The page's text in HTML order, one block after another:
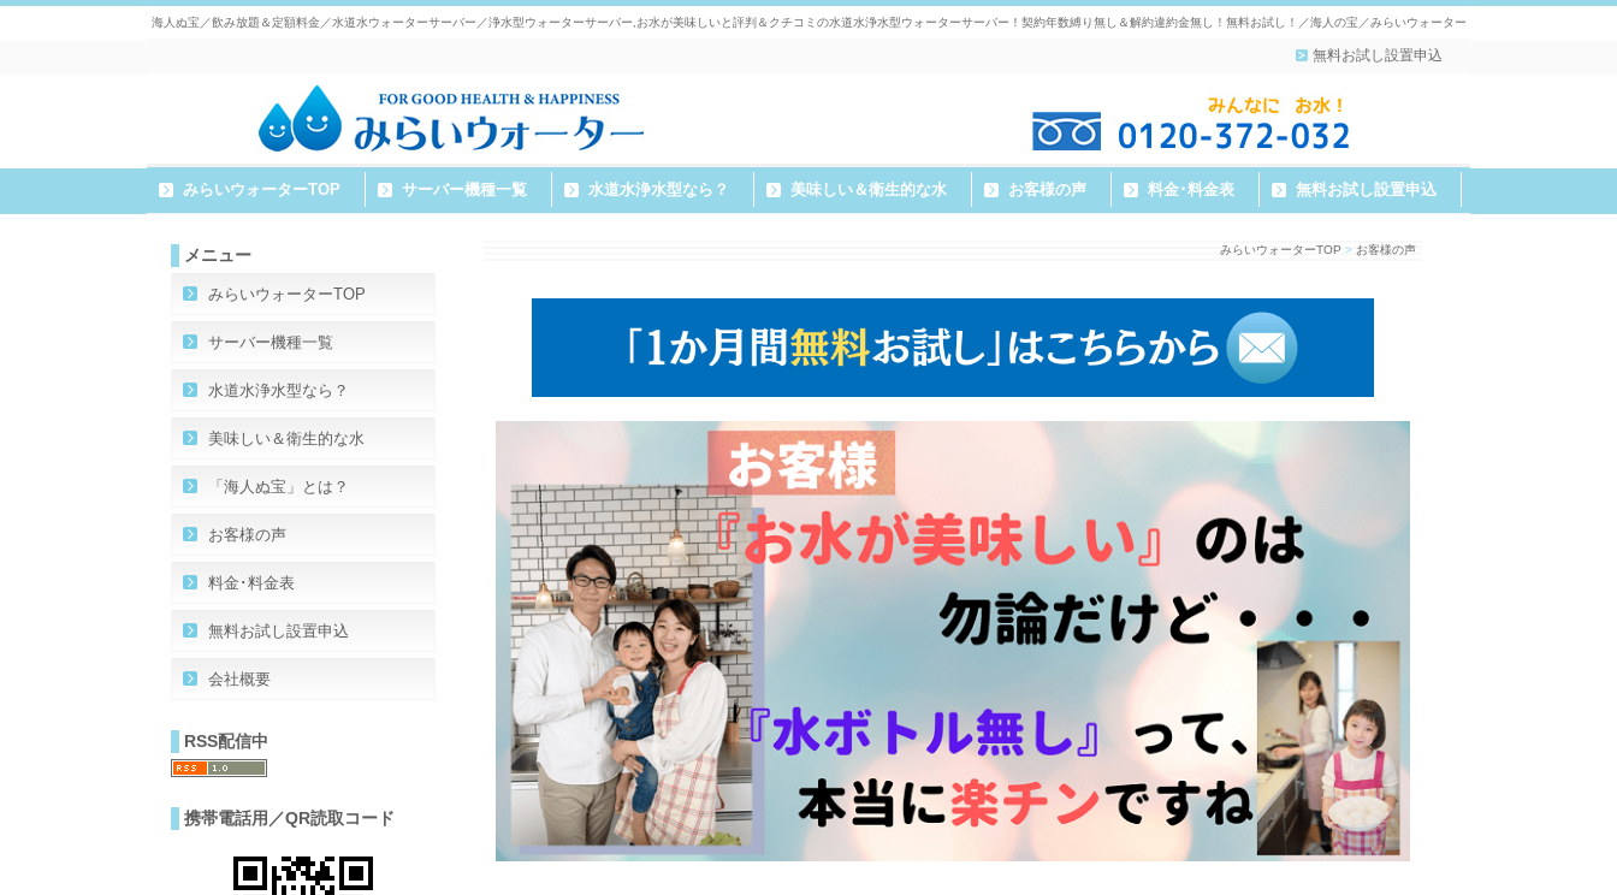
海人ぬ宝／飲み放題＆定額料金／水道水ウォーターサーバー／浄水型ウォーターサーバー,お水が美味しいと評判＆クチコミの水道水浄水型ウォーターサーバー！契約年数縛り無し＆解約違約金無し！無料お試し！／海人の宝／みらいウォーター
無料お試し設置申込
みらいウォーターTOP サーバー機種一覧 水道水浄水型なら？ 美味しい＆衛生的な水 お客様の声 料金･料金表 無料お試し設置申込
メニュー
みらいウォーターTOP
サーバー機種一覧
水道水浄水型なら？
美味しい＆衛生的な水
「海人ぬ宝」とは？
お客様の声
料金･料金表
無料お試し設置申込
会社概要
RSS配信中
携帯電話用／QR読取コード
みらいウォーターTOP > お客様の声